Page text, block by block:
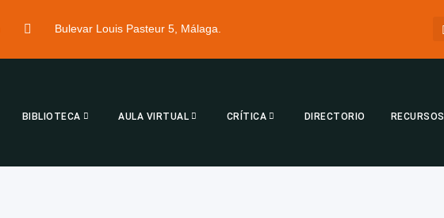
Bulevar Louis Pasteur 5, Málaga.
BIBLIOTECA AULA VIRTUAL CRÍTICA DIRECTORIO RECURSOS